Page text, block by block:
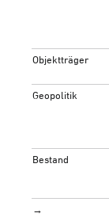
Objektträger
Geopolitik
Bestand
→